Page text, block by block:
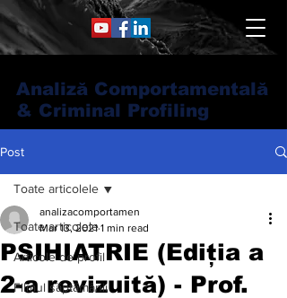
Analiză Comportamentală
& Criminal Profiling
Post
Toate articolele
Articole de profil
Filmul săptămânii
Toate articolele
PSIHIATRIE (Ediția a
2-a revizuită) - Prof.
analizacomportamen
Mar 13, 2021 1 min read